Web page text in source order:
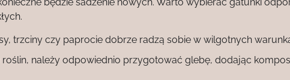
trzciny czy paprocie dobrze radzą sobie w wilgotnych
należy odpowiednio przygotować glebę, dodając